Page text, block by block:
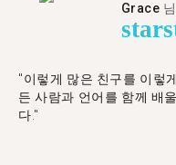
Grace
star
"이렇게 많은 친구를 이렇
든 사람과 언어를 함께 배
다."